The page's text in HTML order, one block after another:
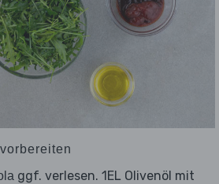
ggf. verlesen. 1EL Olivenöl mit